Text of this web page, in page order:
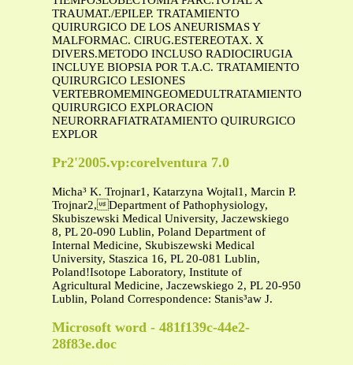
TRAUMAT./EPILEP. TRATAMIENTO
QUIRURGICO DE LOS ANEURISMAS Y
MALFORMAC. CIRUG.ESTEREOTAX. X
DIVERS.METODO INCLUSO RADIOCIRUGIA
INCLUYE BIOPSIA POR T.A.C. TRATAMIENTO
QUIRURGICO LESIONES
VERTEBROMEMINGEOMEDULTRATAMIENTO
QUIRURGICO EXPLORACION
NEURORRAFIATRATAMIENTO QUIRURGICO
EXPLOR
Pr2'2005.vp:corelventura 7.0
Micha³ K. Trojnar1, Katarzyna Wojtal1, Marcin P.
Trojnar2,Department of Pathophysiology,
Skubiszewski Medical University, Jaczewskiego
8, PL 20-090 Lublin, Poland Department of
Internal Medicine, Skubiszewski Medical
University, Staszica 16, PL 20-081 Lublin,
Poland!Isotope Laboratory, Institute of
Agricultural Medicine, Jaczewskiego 2, PL 20-950
Lublin, Poland Correspondence: Stanis³aw J.
Microsoft word - 481f139c-44e2-
28f83e.doc